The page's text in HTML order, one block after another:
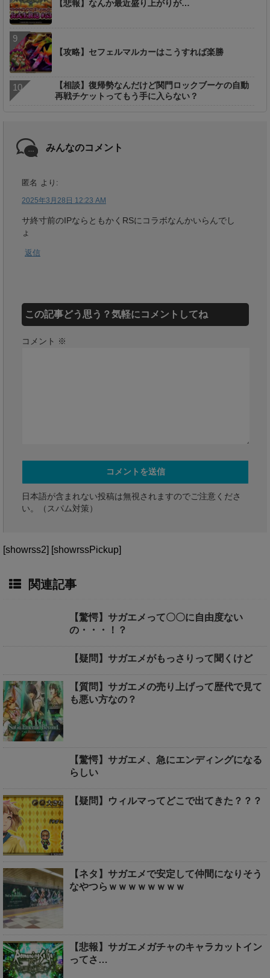
【悲報】なんか最近盛り上がりが…
【攻略】セフェルマルカーはこうすれば楽勝
【相談】復帰勢なんだけど関門ロックブーケの自動
再戦チケットってもう手に入らない？
みんなのコメント
匿名 より:
2025年3月28日 12:23 AM
サ終寸前のIPならともかくRSにコラボなんかいらんでし
ょ
返信
この記事どう思う？気軽にコメントしてね
コメント ※
日本語が含まれない投稿は無視されますのでご注意くださ
い。（スパム対策）
[showrss2] [showrssPickup]
関連記事
【驚愕】サガエメって〇〇に自由度ない
の・・・！？
【疑問】サガエメがもっさりって聞くけど
【質問】サガエメの売り上げって歴代で見て
も悪い方なの？
【驚愕】サガエメ、急にエンディングになる
らしい
【疑問】ウィルマってどこで出てきた？？？
【ネタ】サガエメで安定して仲間になりそう
なやつらｗｗｗｗｗｗｗｗ
【悲報】サガエメガチャのキャラカットイン
ってさ…